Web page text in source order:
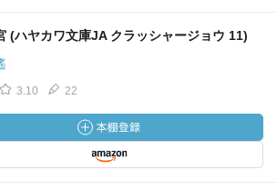
(ハヤカワ文庫JA クラッシャージョウ 11)
3.10 22